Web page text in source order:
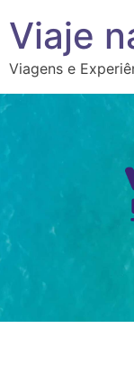
Viaje
Viagens e